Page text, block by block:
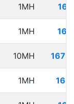
1MH
1MH
10MH
1MH